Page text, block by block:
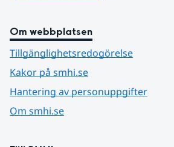
Om webbplatsen
Tillgänglighetsredogörelse
Kakor på smhi.se
Hantering av personuppgifter
Om smhi.se